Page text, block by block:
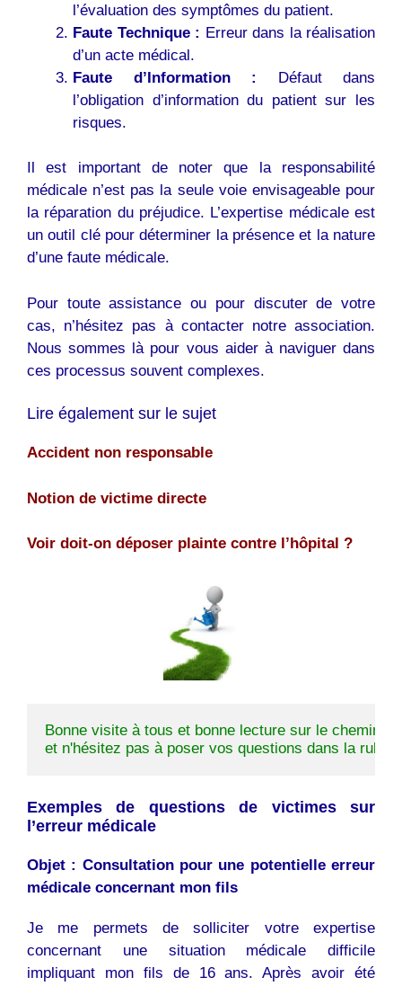
l’évaluation des symptômes du patient.
Faute Technique : Erreur dans la réalisation
d’un acte médical.
Faute d’Information :
Défaut dans
l’obligation d’information du patient sur les
risques.
Il est important de noter que la responsabilité
médicale n’est pas la seule voie envisageable pour
la réparation du préjudice. L’expertise médicale est
un outil clé pour déterminer la présence et la nature
d’une faute médicale.
Pour toute assistance ou pour discuter de votre
cas, n’hésitez pas à contacter notre association.
Nous sommes là pour vous aider à naviguer dans
ces processus souvent complexes.
Lire également sur le sujet
Accident non responsable
Notion de victime directe
Voir doit-on déposer plainte contre l’hôpital ?
Bonne visite à tous et bonne lecture sur le chemin
et n'hésitez pas à poser vos questions dans la
Exemples de questions de victimes sur
l’erreur médicale
Objet : Consultation pour une potentielle erreur
médicale concernant mon fils
Je me permets de solliciter votre expertise
concernant une situation médicale difficile
impliquant mon fils de 16 ans. Après avoir été